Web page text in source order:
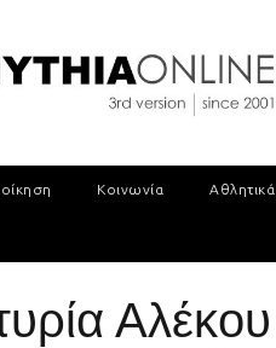
Κοινωνία Αθλητικά